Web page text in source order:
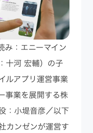
：エニーマイン
十河 宏輔）の子
ルアプリ運営事業
事業を展開する株
：小堤音彦／以下
カンゼンが運営す